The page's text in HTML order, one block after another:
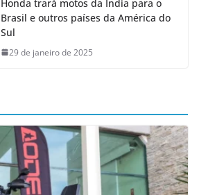
Honda trará motos da Índia para o
Brasil e outros países da América do
Sul
29 de janeiro de 2025